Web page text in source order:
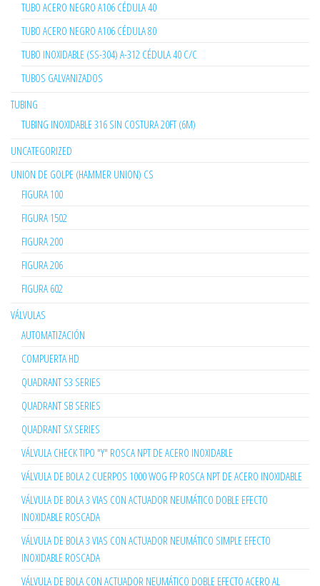
TUBO ACERO NEGRO A106 CÉDULA 40
TUBO ACERO NEGRO A106 CÉDULA 80
TUBO INOXIDABLE (SS-304) A-312 CÉDULA 40 C/C
TUBOS GALVANIZADOS
TUBING
TUBING INOXIDABLE 316 SIN COSTURA 20FT (6M)
UNCATEGORIZED
UNION DE GOLPE (HAMMER UNION) CS
FIGURA 100
FIGURA 1502
FIGURA 200
FIGURA 206
FIGURA 602
VÁLVULAS
AUTOMATIZACIÓN
COMPUERTA HD
QUADRANT S3 SERIES
QUADRANT SB SERIES
QUADRANT SX SERIES
VÁLVULA CHECK TIPO "Y" ROSCA NPT DE ACERO INOXIDABLE
VÁLVULA DE BOLA 2 CUERPOS 1000 WOG FP ROSCA NPT DE ACERO INOXIDABLE
VÁLVULA DE BOLA 3 VIAS CON ACTUADOR NEUMÁTICO DOBLE EFECTO
INOXIDABLE ROSCADA
VÁLVULA DE BOLA 3 VIAS CON ACTUADOR NEUMÁTICO SIMPLE EFECTO
INOXIDABLE ROSCADA
VÁLVULA DE BOLA CON ACTUADOR NEUMÁTICO DOBLE EFECTO ACERO AL